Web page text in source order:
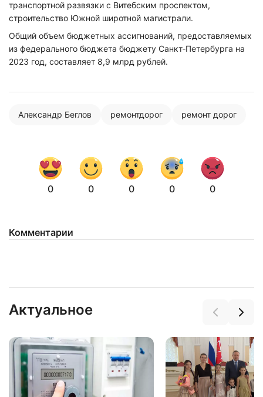
транспортной развязки с Витебским проспектом,
строительство Южной широтной магистрали.
Общий объем бюджетных ассигнований, предоставляемых
из федерального бюджета бюджету Санкт‑Петербурга на
2023 год, составляет 8,9 млрд рублей.
Александр Беглов ремонтдорог ремонт дорог
0 0 0 0 0
Комментарии
АктуальноеНажимая на кнопку "Отправить" вы